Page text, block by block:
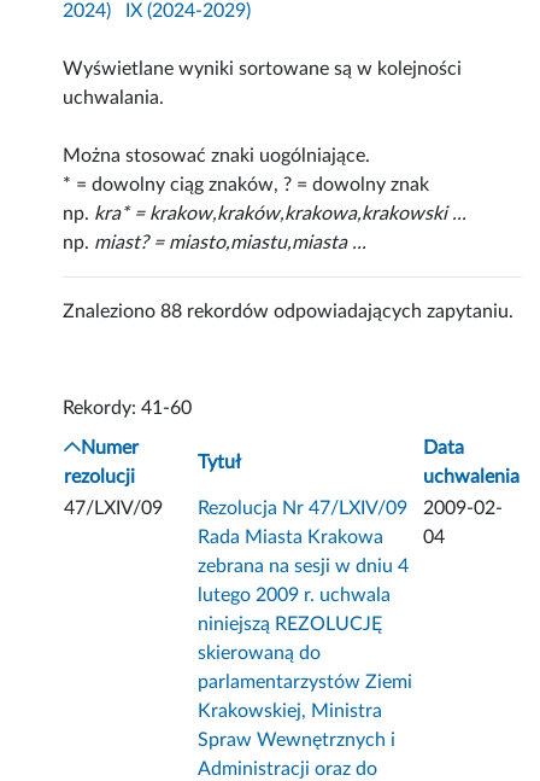
2024)
IX (2024-2029)
Wyświetlane wyniki sortowane są w kolejności
uchwalania.
Można stosować znaki uogólniające.
* = dowolny ciąg znaków, ? = dowolny znak
np. kra* = krakow,kraków,krakowa,krakowski ...
np. miast? = miasto,miastu,miasta ...
Znaleziono 88 rekordów odpowiadających zapytaniu.
Rekordy: 41-60
Numer
rezolucji
Tytuł
Data
uchwalenia
47/LXIV/09
Rezolucja Nr 47/LXIV/09
Rada Miasta Krakowa
zebrana na sesji w dniu 4
lutego 2009 r. uchwala
niniejszą REZOLUCJĘ
skierowaną do
parlamentarzystów Ziemi
Krakowskiej, Ministra
Spraw Wewnętrznych i
Administracji oraz do
2009-02-
04